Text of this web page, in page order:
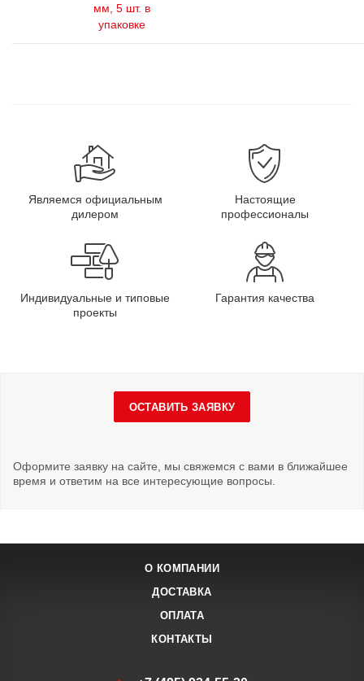
мм, 5 шт. в
упаковке
Являемся официальным
дилером
Настоящие
профессионалы
Индивидуальные и типовые
проекты
Гарантия качества
ОСТАВИТЬ ЗАЯВКУ
Оформите заявку на сайте, мы свяжемся с вами в ближайшее
время и ответим на все интересующие вопросы.
О КОМПАНИИ
ДОСТАВКА
ОПЛАТА
КОНТАКТЫ